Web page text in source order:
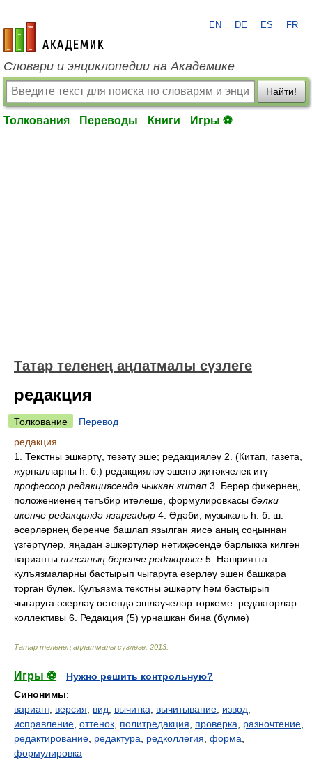
academic.ru
EN DE ES FR
Словари и энциклопедии на Академике
Найти!
Толкования Переводы Книги Игры ⚽
Татар теленең аңлатмалы сүзлеге
редакция
Толкование
Перевод
редакция
1. Текстны эшкәртү, төзәтү эше; редакцияләү 2. (Китап, газета,
журналларны һ. б.) редакцияләү эшенә җитәкчелек итү
профессор редакциясендә чыккан китап 3. Берәр фикернең,
положениенең тәгъбир ителеше, формулировкасы бәлки
икенче редакциядә язаргадыр 4. Әдәби, музыкаль һ. б. ш.
әсәрләрнең беренче башлап язылган яисә аның соңыннан
үзгәртүләр, яңадан эшкәртүләр нәтиҗәсендә барлыкка килгән
варианты пьесаның беренче редакциясе 5. Нәшриятта:
кулъязмаларны бастырып чыгаруга әзерләү эшен башкара
торган бүлек. Кулъязма текстны эшкәртү һәм бастырып
чыгаруга әзерләү өстендә эшләүчеләр төркеме: редакторлар
коллективы 6. Редакция (5) урнашкан бина (бүлмә)
Татар теленең аңлатмалы сүзлеге 2013
Игры ⚽
Нужно решить контрольную?
Синонимы:
вариант, версия вид вычитка вычитывание извод
исправление оттенок политредакция проверка разночтение
редактирование редактура редколлегия форма
формулировка